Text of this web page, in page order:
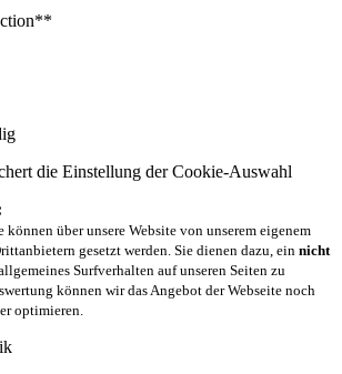
die Einstellung der Cookie-Auswahl
über unsere Website von unserem eigenem
gesetzt werden. Sie dienen dazu, ein nicht
Surfverhalten auf unseren Seiten zu
können wir das Angebot der Webseite noch
optimieren.